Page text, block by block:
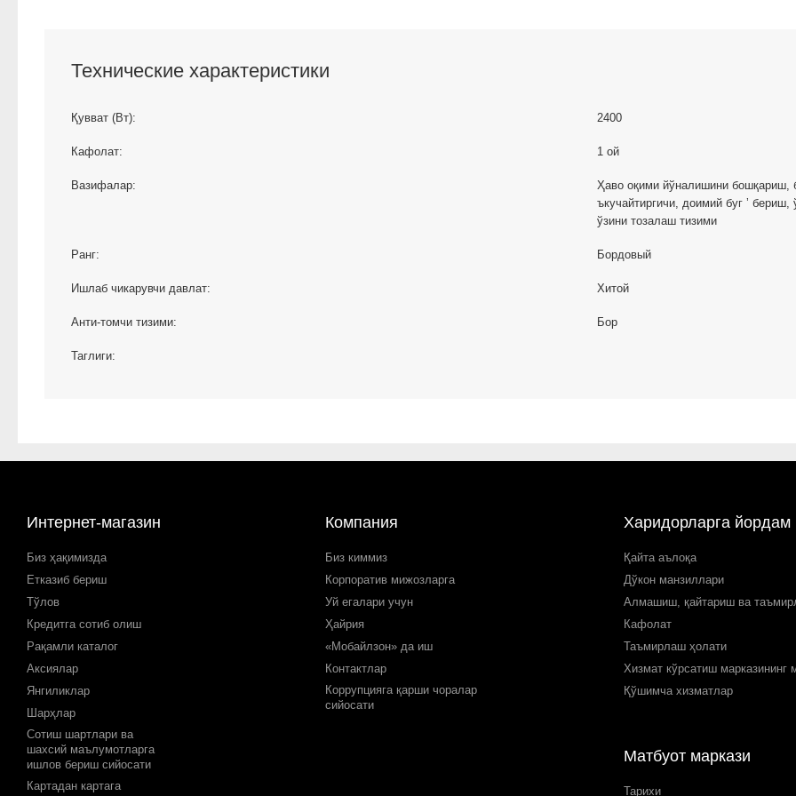
Технические характеристики
Қувват (Вт): 2400
Кафолат: 1 ой
Вазифалар:
Ҳаво оқими йўналишини бошқариш,
ъкучайтиргичи, доимий буг ʼ бериш,
ўзини тозалаш тизими
Ранг: Бордовый
Ишлаб чикарувчи давлат: Хитой
Анти-томчи тизими: Бор
Таглиги:
Интернет-магазин
Биз ҳақимизда
Етказиб бериш
Тўлов
Кредитга сотиб олиш
Рақамли каталог
Аксиялар
Янгиликлар
Шарҳлар
Сотиш шартлари ва
шахсий маълумотларга
ишлов бериш сийосати
Картадан картага
Компания
Биз киммиз
Корпоратив мижозларга
Уй егалари учун
Ҳайрия
«Мобайлзон» да иш
Контактлар
Коррупцияга қарши чоралар
сийосати
Харидорларга йордам
Қайта аълоқа
Дўкон манзиллари
Алмашиш, қайтариш ва
Кафолат
Таъмирлаш ҳолати
Хизмат кўрсатиш марказининг
Қўшимча хизматлар
Матбуот маркази
Тарихи